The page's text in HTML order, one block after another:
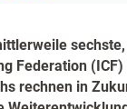
Federation
rechnen in